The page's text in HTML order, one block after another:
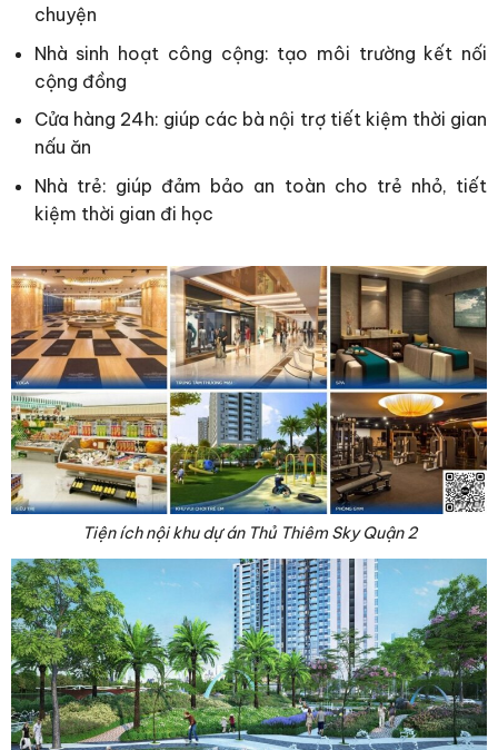
chuyện
Nhà sinh hoạt công cộng: tạo môi trường kết nối
cộng đồng
Cửa hàng 24h: giúp các bà nội trợ tiết kiệm thời gian
nấu ăn
Nhà trẻ: giúp đảm bảo an toàn cho trẻ nhỏ, tiết
kiệm thời gian đi học
Tiện ích nội khu dự án Thủ Thiêm Sky Quận 2